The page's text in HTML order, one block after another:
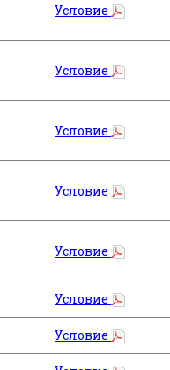
Условие
Условие
Условие
Условие
Условие
Условие
Условие